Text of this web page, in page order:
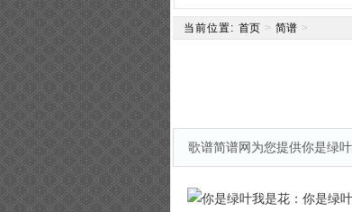
当前位置: 首页 > 简谱 >
歌谱简谱网为您提供你是绿